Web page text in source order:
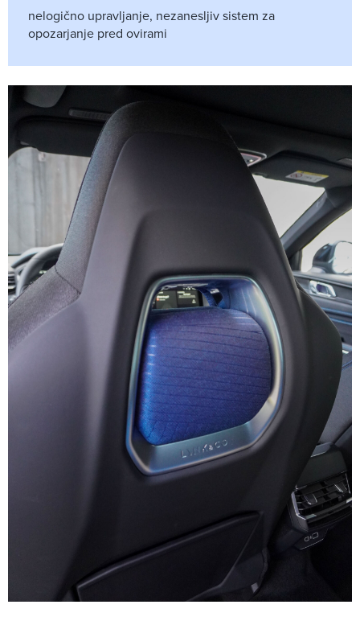
nelogično upravljanje, nezanesljiv sistem za
opozarjanje pred ovirami